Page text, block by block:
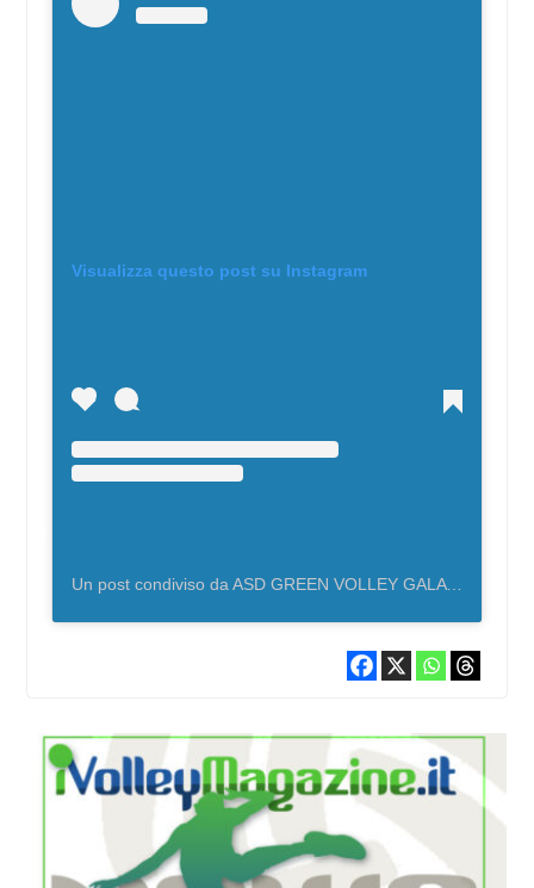
Visualizza questo post su Instagram
Un post condiviso da ASD GREEN VOLLEY GALATONE (@green.volley.galatone)